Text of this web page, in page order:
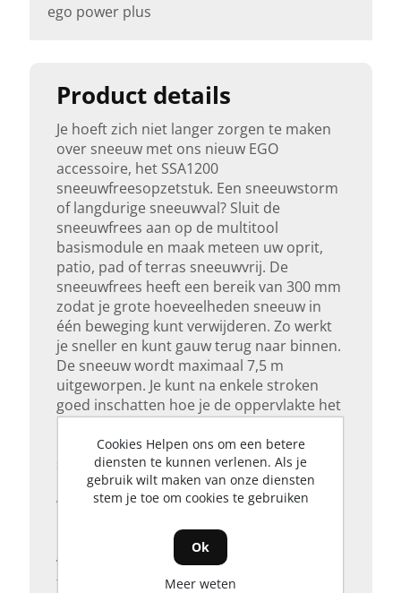
Product details
Je hoeft zich niet langer zorgen te maken
over sneeuw met ons nieuw EGO
accessoire, het SSA1200
sneeuwfreesopzetstuk. Een sneeuwstorm
of langdurige sneeuwval? Sluit de
sneeuwfrees aan op de multitool
basismodule en maak meteen uw oprit,
patio, pad of terras sneeuwvrij. De
sneeuwfrees heeft een bereik van 300 mm
zodat je grote hoeveelheden sneeuw in
één beweging kunt verwijderen. Zo werkt
je sneller en kunt gauw terug naar binnen.
De sneeuw wordt maximaal 7,5 m
uitgeworpen. Je kunt na enkele stroken
goed inschatten hoe je de oppervlakte het
best sneeuwvrij maakt. Je zult nooit nog
manueel sneeuw willen ruimen. De
sneeuwfrees heeft een snelheid van 2000-
1650 spm zodat de sneeuw uit de
werkzone wordt geworpen. Afhankelijk van
multitool basismodule gebruikt, houdt je
voldoende stroom over om ook de buren
te helpen.
ego power plus
Cookies Helpen ons om een betere
diensten te kunnen verlenen. Als je
gebruik wilt maken van onze diensten
stem je toe om cookies te gebruiken
Ok
Meer weten